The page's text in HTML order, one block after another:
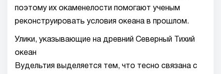
поэтому их окаменелости помогают ученым
реконструировать условия океана в прошлом.
Улики, указывающие на древний Северный Тихий
океан
Вудельтия выделяется тем, что тесно связана с